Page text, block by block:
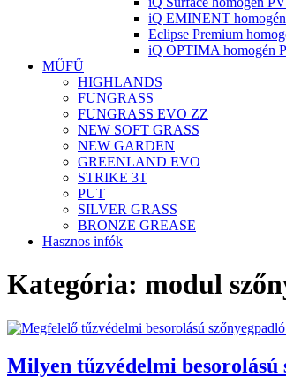
iQ EMINENT
Eclipse Premium
iQ OPTIMA homogén
MŰFŰ
HIGHLANDS
FUNGRASS
FUNGRASS EVO ZZ
NEW SOFT GRASS
NEW GARDEN
GREENLAND EVO
STRIKE 3T
PUT
SILVER GRASS
BRONZE GREASE
Hasznos infók
Kategória: modul
Milyen tűzvédelmi besorolású